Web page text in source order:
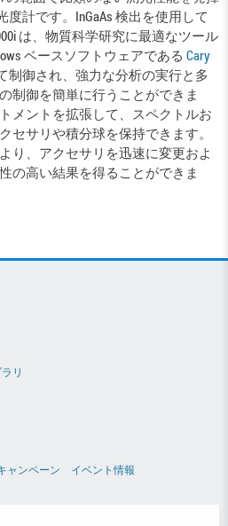
度計です。InGaAs 検出を使用して
は、物質科学研究に最適なツール
ベースソフトウェアである Cary
制御され、強力な分析の実行と多
の制御を簡単に行うことができま
メントを拡張して、スペクトルお
セサリや積分球を保持できます。
り、アクセサリを迅速に変更およ
の高い結果を得ることができま
リ
ャンペーン イベント情報